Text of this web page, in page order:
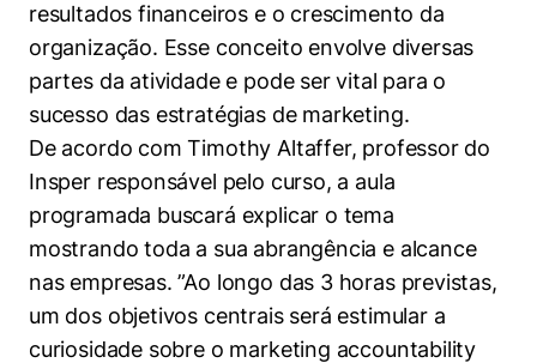
resultados financeiros e o crescimento da
organização. Esse conceito envolve diversas
partes da atividade e pode ser vital para o
sucesso das estratégias de marketing.
De acordo com Timothy Altaffer, professor do
Insper responsável pelo curso, a aula
programada buscará explicar o tema
mostrando toda a sua abrangência e alcance
nas empresas. ”Ao longo das 3 horas previstas,
um dos objetivos centrais será estimular a
curiosidade sobre o marketing accountability
Cookies estritamente necessários
Cookies de preferências de usuário